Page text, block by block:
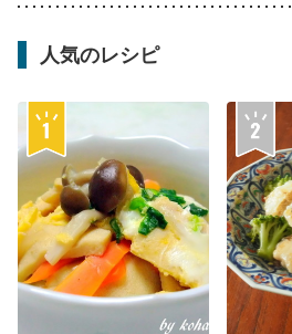
人気のレシピ